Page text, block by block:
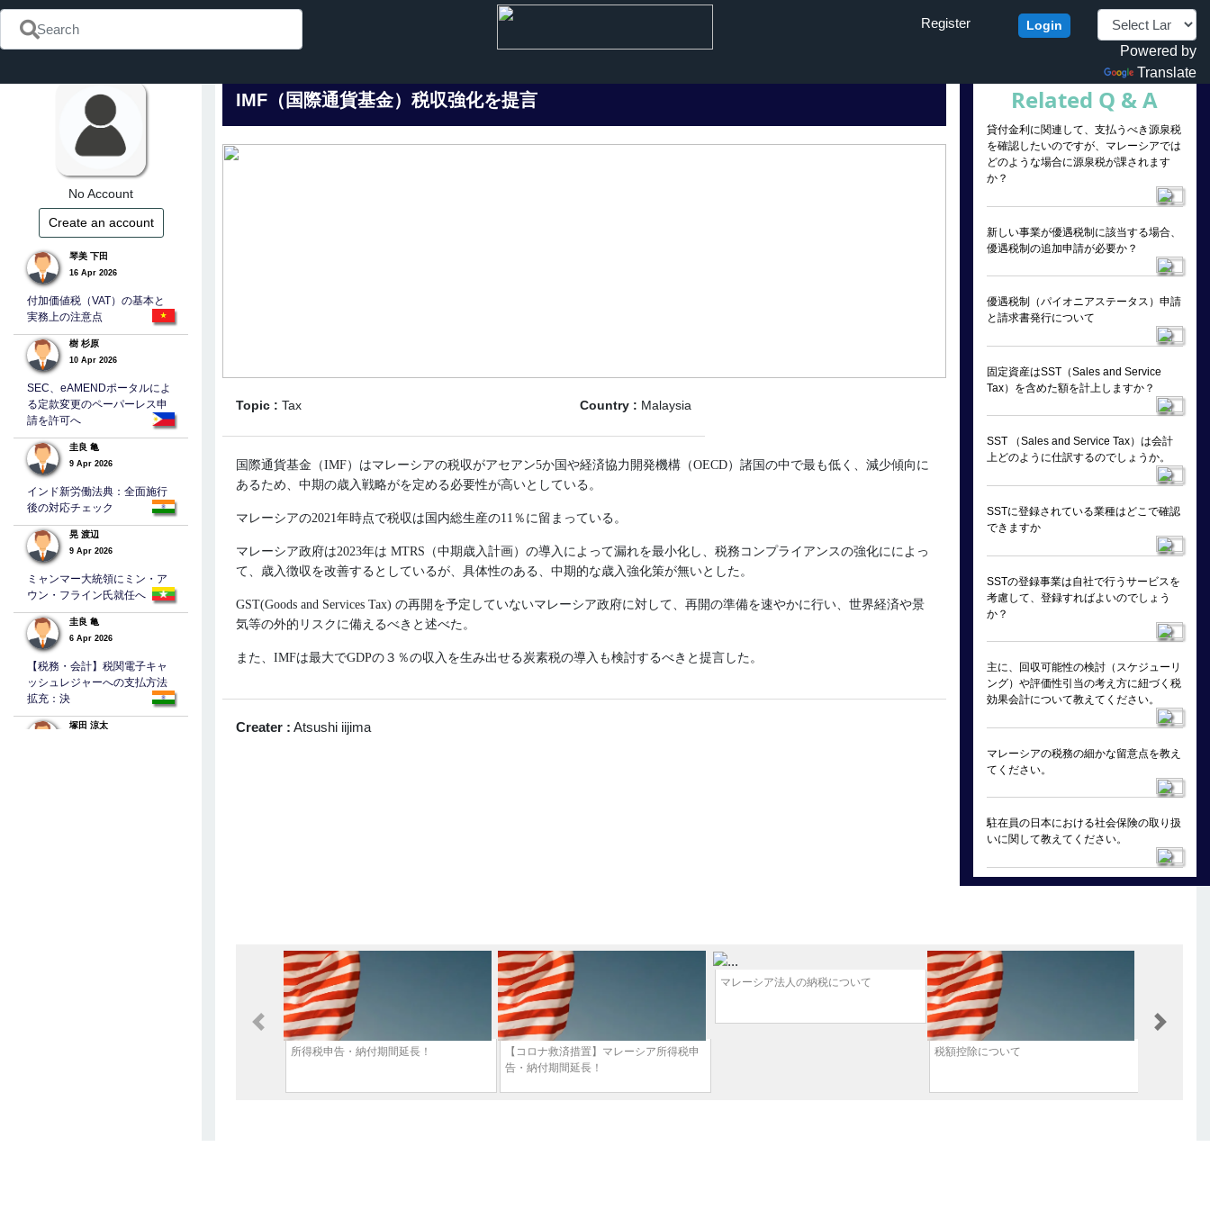
Register Login
Powered by
Translate
No Account
Create an account
琴美 下田
16 Apr 2026
付加価値税（VAT）の基本と
実務上の注意点
樹 杉原
10 Apr 2026
SEC、eAMENDポータルによ
る定款変更のペーパーレス申
請を許可へ
圭良 亀
9 Apr 2026
インド新労働法典：全面施行
後の対応チェック
晃 渡辺
9 Apr 2026
ミャンマー大統領にミン・ア
ウン・フライン氏就任へ
圭良 亀
6 Apr 2026
【税務・会計】税関電子キャ
ッシュレジャーへの支払方法
拡充：決
塚田 涼太
IMF（国際通貨基金）税収強化を提言
Topic : Tax Country : Malaysia
国際通貨基金（IMF）はマレーシアの税収がアセアン5か国や経済協力開発機構（OECD）諸国の中で最も低く、減少傾向に
あるため、中期の歳入戦略がを定める 必要性が高いとしている。
マレーシアの2021年時点で税収は国内総生産の11％に留まっている。
マレーシア政府は2023年は MTRS（中期歳入計画）の導入によって漏れを最小化し、税務コンプライアンスの強化にによっ
て、歳入徴収を改善するとしているが、具体性のある、中期的な歳入強化策が無いとした。
GST(Goods and Services Tax) の再開を予定していないマレーシア政府に対して、 再開の準備を速やかに行い、世界経済や景
気等の外的リスクに備えるべきと述べた。
また、IMFは最大でGDPの３％の収入 を生み出せる炭素税の導入も検討するべきと提言した。
Creater : Atsushi iijima
Related Q & A
貸付金利に関連して、支払うべき源泉税
を確認したいのですが、マレーシアでは
どのような場合に源泉税が課されます
か？
新しい事業が優遇税制に該当する場合、
優遇税制の追加申請が必要か？
優遇税制（パイオニアステータス）申請
と請求書発行について
固定資産はSST（Sales and Service
Tax）を含めた額を計上しますか？
SST （Sales and Service Tax）は会計
上どのように仕訳するのでしょうか。
SSTに登録されている業種はどこで確認
できますか
SSTの登録事業は自社で行うサービスを
考慮して、登録すればよいのでしょう
か？
主に、回収可能性の検討（スケジューリ
ング）や評価性引当の考え方に紐づく税
効果会計について教えてください。
マレーシアの税務の細かな留意点を教え
てください。
駐在員の日本における社会保険の取り扱
いに関して教えてください。
所得税申告・納付期間延長！
【コロナ救済措置】マレーシア所得税申
告・納付期間延長！
マレーシア法人の納税について
税額控除について
Previous Next